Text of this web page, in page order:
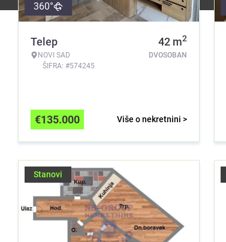
360°
Telep
NOVI SAD
ŠIFRA: #574245
42 m2
DVOSOBAN
Više o nekretnini >
€135.000
Stanovi